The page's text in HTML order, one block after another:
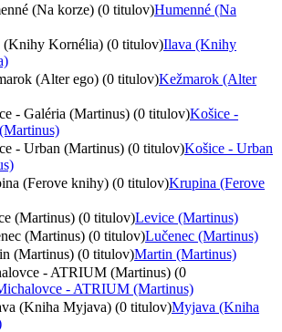
(Na korze) (0 titulov)Humenné (Na
(Knihy Kornélia) (0 titulov)Ilava (Knihy
(Alter ego) (0 titulov)Kežmarok (Alter
- Galéria (Martinus) (0 titulov)Košice -
- Urban (Martinus) (0 titulov)Košice - Urban
(Ferove knihy) (0 titulov)Krupina (Ferove
(Martinus) (0 titulov)Levice (Martinus)
(Martinus) (0 titulov)Lučenec (Martinus)
(Martinus) (0 titulov)Martin (Martinus)
- ATRIUM (Martinus) (0
- ATRIUM (Martinus)
(Kniha Myjava) (0 titulov)Myjava (Kniha